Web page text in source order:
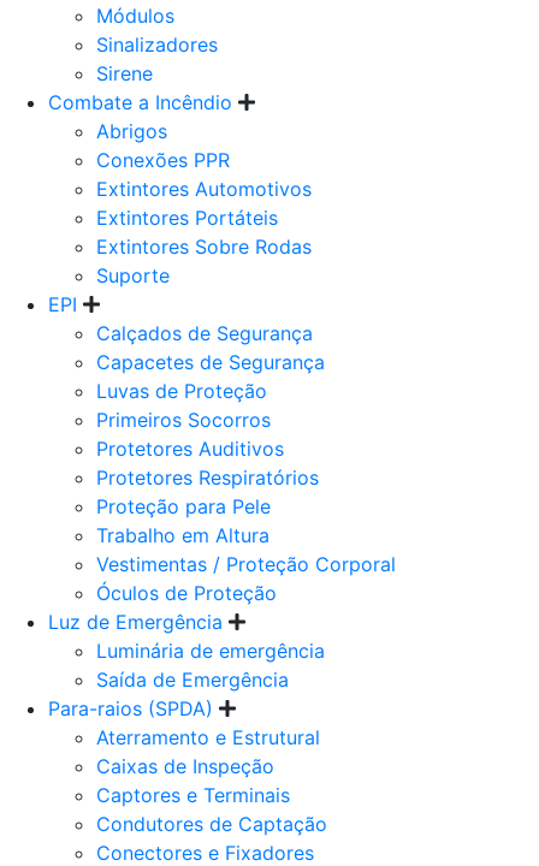
Módulos
Sinalizadores
Sirene
Combate a Incêndio
Abrigos
Conexões PPR
Extintores Automotivos
Extintores Portáteis
Extintores Sobre Rodas
Suporte
EPI
Calçados de Segurança
Capacetes de Segurança
Luvas de Proteção
Primeiros Socorros
Protetores Auditivos
Protetores Respiratórios
Proteção para Pele
Trabalho em Altura
Vestimentas / Proteção Corporal
Óculos de Proteção
Luz de Emergência
Luminária de emergência
Saída de Emergência
Para-raios (SPDA)
Aterramento e Estrutural
Caixas de Inspeção
Captores e Terminais
Condutores de Captação
Conectores e Fixadores